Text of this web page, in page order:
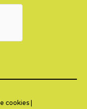
cookies |